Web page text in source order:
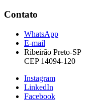
Contato
WhatsApp
E-mail
Ribeirão Preto-SP
CEP 14094-120
Instagram
LinkedIn
Facebook